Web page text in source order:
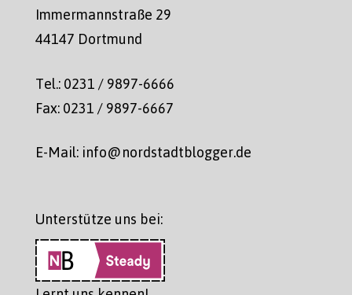
Immermannstraße 29
44147 Dortmund
Tel.: 0231 / 9897-6666
Fax: 0231 / 9897-6667
E-Mail: info@nordstadtblogger.de
Unterstütze uns bei: